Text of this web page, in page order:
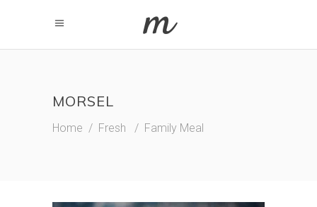
MORSEL
Home / Fresh / Family Meal